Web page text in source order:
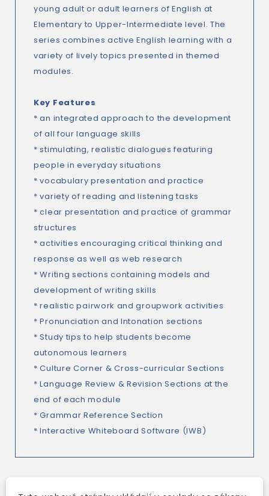
young adult or adult learners of English at
Elementary to Upper-Intermediate level. The
series combines active English learning with a
variety of lively topics presented in themed
modules.
Key Features
* an integrated approach to the development
of all four language skills
* stimulating, realistic dialogues featuring
people in everyday situations
* vocabulary presentation and practice
* variety of reading and listening tasks
* clear presentation and practice of grammar
structures
* activities encouraging critical thinking and
response as well as web research
* Writing sections containing models and
development of writing skills
* realistic pairwork and groupwork activities
* Pronunciation and Intonation sections
* Study tips to help students become
autonomous learners
* Culture Corner & Cross-curricular Sections
* Language Review & Revision Sections at the
end of each module
* Grammar Reference Section
* Interactive Whiteboard Software (IWB)